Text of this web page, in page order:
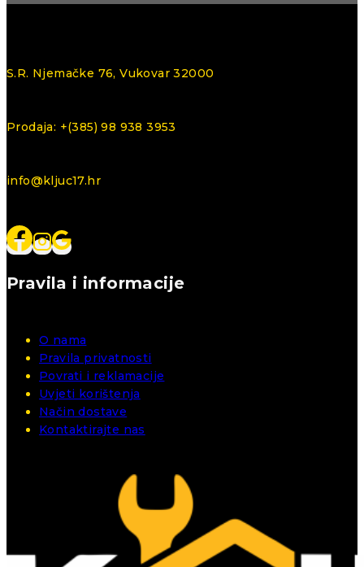
S.R. Njemačke 76, Vukovar 32000
Prodaja: +(385) 98 938 3953
info@kljuc17.hr
Pravila i informacije
O nama
Pravila privatnosti
Povrati i reklamacije
Uvjeti korištenja
Način dostave
Kontaktirajte nas